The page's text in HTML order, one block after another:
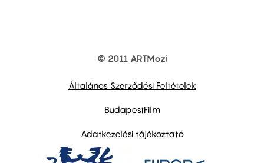
© 2011 ARTMozi
Általános Szerződési Feltételek
BudapestFilm
Adatkezelési tájékoztató